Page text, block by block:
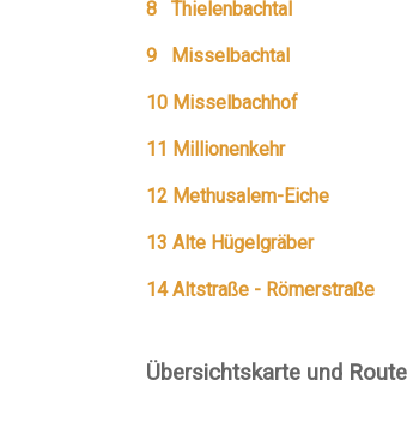
8 Thielenbachtal
9 Misselbachtal
10 Misselbachhof
11 Millionenkehr
12 Methusalem-Eiche
13 Alte Hügelgräber
14 Altstraße - Römerstraße
Übersichtskarte und